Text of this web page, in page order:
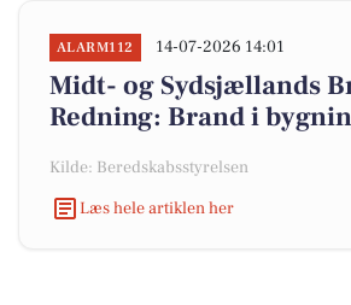
ALARM112 14-07-2026 14:01
Midt- og Sydsjællands
Redning: Brand i
Kilde: Beredskabsstyrelsen
Læs hele artiklen her